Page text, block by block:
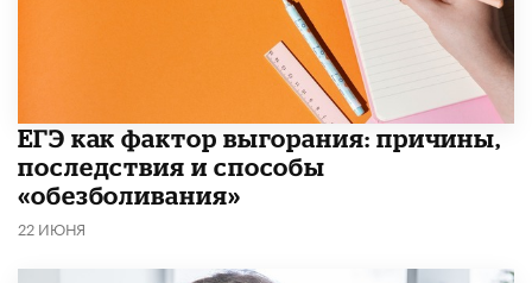
​ЕГЭ как фактор выгорания: причины,
последствия и способы
«обезболивания»
22 ИЮНЯ